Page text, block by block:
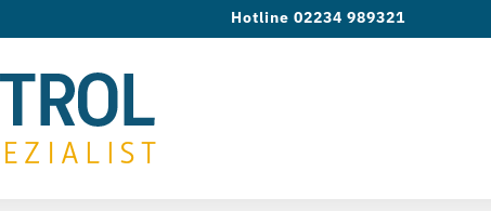
Hotline 02234 989321